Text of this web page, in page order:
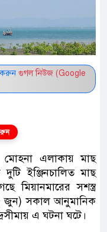
করুন গুগল নিউজ (Google
মোহনা এলাকায় মাছ
ইঞ্জিনচালিত মাছ
মিয়ানমারের সশস্ত্র
জুন) সকাল আনুমানিক
এ ঘটনা ঘটে।